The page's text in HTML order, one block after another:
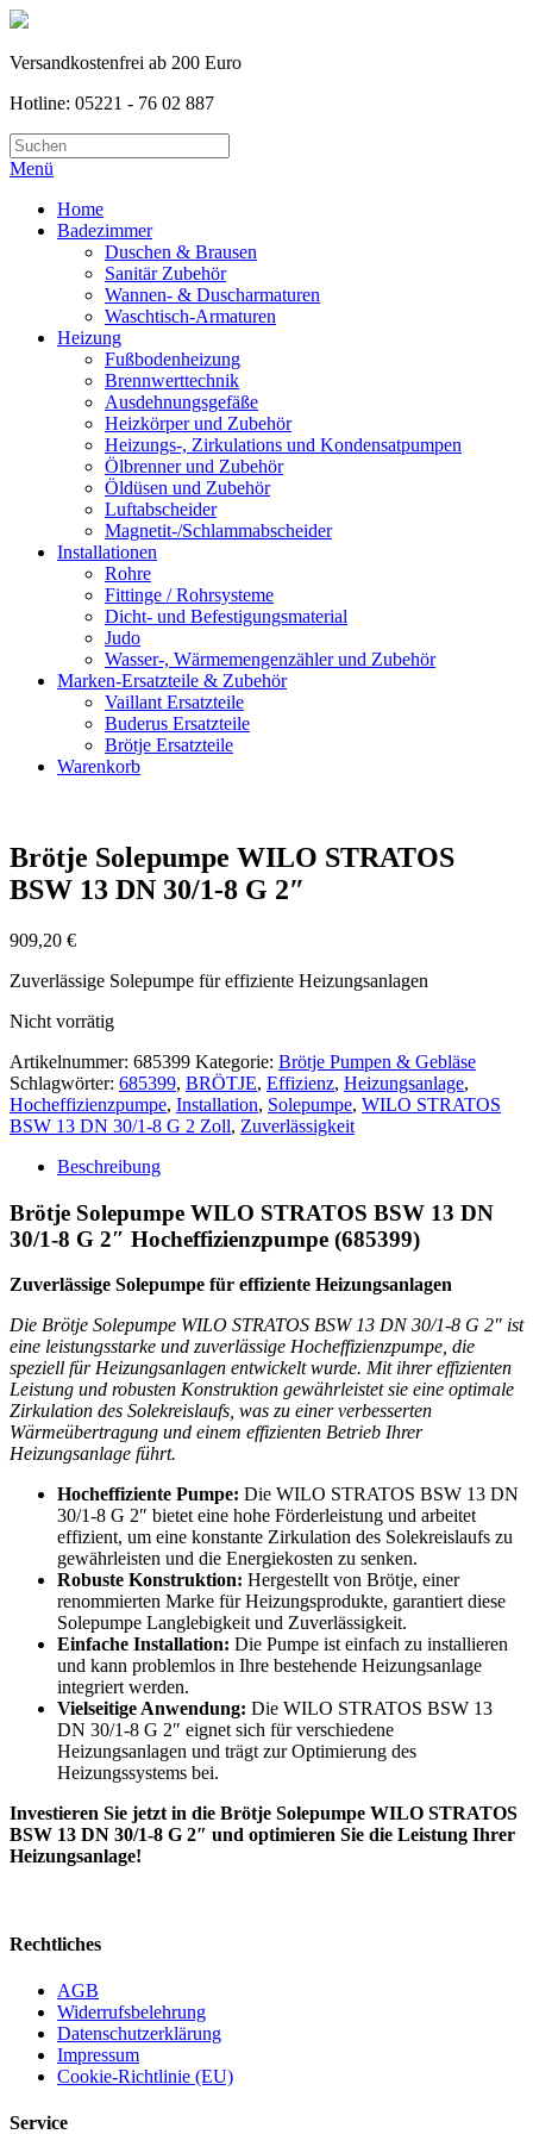
Versandkostenfrei ab 200 Euro
Hotline: 05221 - 76 02 887
Menü
Home
Badezimmer
Duschen & Brausen
Sanitär Zubehör
Wannen- & Duscharmaturen
Waschtisch-Armaturen
Heizung
Fußbodenheizung
Brennwerttechnik
Ausdehnungsgefäße
Heizkörper und Zubehör
Heizungs-, Zirkulations und Kondensatpumpen
Ölbrenner und Zubehör
Öldüsen und Zubehör
Luftabscheider
Magnetit-/Schlammabscheider
Installationen
Rohre
Fittinge / Rohrsysteme
Dicht- und Befestigungsmaterial
Judo
Wasser-, Wärmemengenzähler und Zubehör
Marken-Ersatzteile & Zubehör
Vaillant Ersatzteile
Buderus Ersatzteile
Brötje Ersatzteile
Warenkorb
Brötje Solepumpe WILO STRATOS
BSW 13 DN 30/1-8 G 2″
909,20 €
Zuverlässige Solepumpe für effiziente Heizungsanlagen
Nicht vorrätig
Artikelnummer: 685399 Kategorie: Brötje Pumpen & Gebläse
Schlagwörter: 685399, BRÖTJE, Effizienz, Heizungsanlage,
Hocheffizienzpumpe, Installation, Solepumpe, WILO STRATOS
BSW 13 DN 30/1-8 G 2 Zoll, Zuverlässigkeit
Beschreibung
Brötje Solepumpe WILO STRATOS BSW 13 DN
30/1-8 G 2″ Hocheffizienzpumpe (685399)
Zuverlässige Solepumpe für effiziente Heizungsanlagen
Die Brötje Solepumpe WILO STRATOS BSW 13 DN 30/1-8 G 2″ ist
eine leistungsstarke und zuverlässige Hocheffizienzpumpe, die
speziell für Heizungsanlagen entwickelt wurde. Mit ihrer effizienten
Leistung und robusten Konstruktion gewährleistet sie eine optimale
Zirkulation des Solekreislaufs, was zu einer verbesserten
Wärmeübertragung und einem effizienten Betrieb Ihrer
Heizungsanlage führt.
Hocheffiziente Pumpe: Die WILO STRATOS BSW 13 DN
30/1-8 G 2″ bietet eine hohe Förderleistung und arbeitet
effizient, um eine konstante Zirkulation des Solekreislaufs zu
gewährleisten und die Energiekosten zu senken.
Robuste Konstruktion: Hergestellt von Brötje, einer
renommierten Marke für Heizungsprodukte, garantiert diese
Solepumpe Langlebigkeit und Zuverlässigkeit.
Einfache Installation: Die Pumpe ist einfach zu installieren
und kann problemlos in Ihre bestehende Heizungsanlage
integriert werden.
Vielseitige Anwendung: Die WILO STRATOS BSW 13
DN 30/1-8 G 2″ eignet sich für verschiedene
Heizungsanlagen und trägt zur Optimierung des
Heizungssystems bei.
Investieren Sie jetzt in die Brötje Solepumpe WILO STRATOS
BSW 13 DN 30/1-8 G 2″ und optimieren Sie die Leistung Ihrer
Heizungsanlage!
Rechtliches
AGB
Widerrufsbelehrung
Datenschutzerklärung
Impressum
Cookie-Richtlinie (EU)
Service